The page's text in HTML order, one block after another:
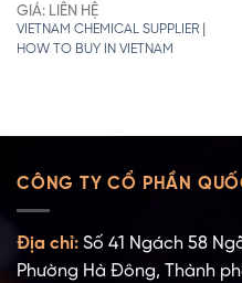
GIÁ: LIÊN HỆ
VIETNAM CHEMICAL SUPPLIER|
HOW TO BUY IN VIETNAM
CÔNG TY CỔ PHẦN
Địa chỉ: Số 41 Ngách 58
Phường Hà Đông, Thành